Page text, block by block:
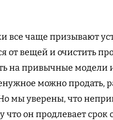
все чаще призывают
от вещей и очистить
на привычные модели
можно продать,
мы уверены, что
что он продлевает